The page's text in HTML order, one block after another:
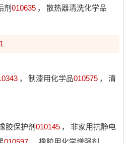
剂 010635 ，
散热器清洗化学品
， 制漆用化学品010575 ，
清
胶保护剂 010145 ，
非家用抗静电